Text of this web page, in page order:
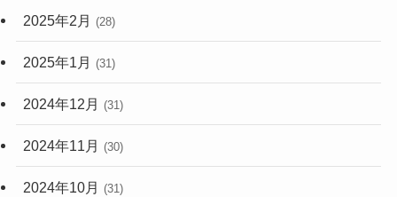
2025年2月 (28)
2025年1月 (31)
2024年12月 (31)
2024年11月 (30)
2024年10月 (31)